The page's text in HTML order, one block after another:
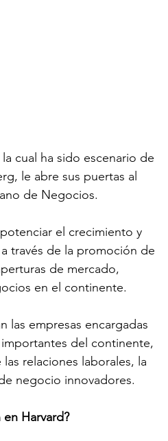
cual ha sido escenario de
le abre sus puertas al
de Negocios.
el crecimiento y
través de la promoción de
de mercado,
en el continente.
las empresas encargadas
del continente,
relaciones laborales, la
negocio innovadores.
Harvard?